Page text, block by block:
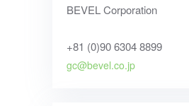
BEVEL Corporation
+81 (0)90 6304 8899
gc@bevel.co.jp